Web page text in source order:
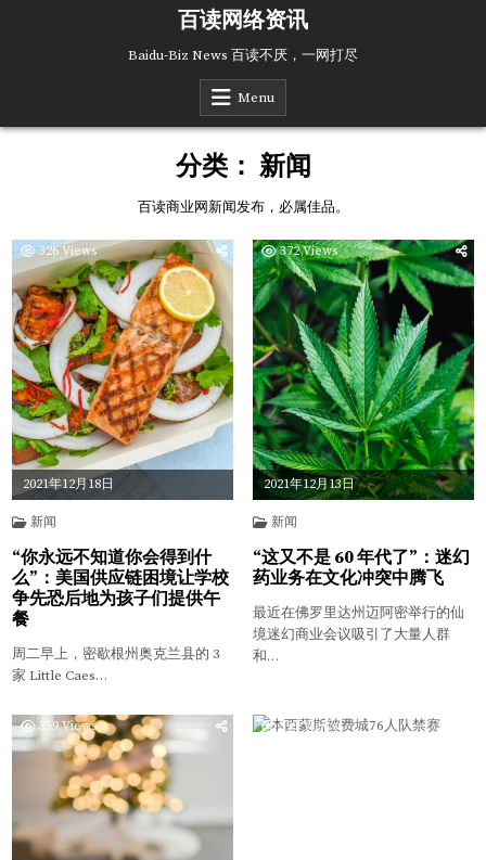
百读网络资讯
Baidu-Biz News 百读不厌，一网打尽
Menu
分类： 新闻
百读商业网新闻发布，必属佳品。
326Views
2021年12月18日
新闻
“你永远不知道你会得到什
么”：美国供应链困境让学校
争先恐后地为孩子们提供午
餐
周二早上，密歇根州奥克兰县的 3
家 Little Caes…
372Views
2021年12月13日
新闻
“这又不是 60 年代了”：迷幻
药业务在文化冲突中腾飞
最近在佛罗里达州迈阿密举行的仙
境迷幻商业会议吸引了大量人群
和…
359Views 391Views